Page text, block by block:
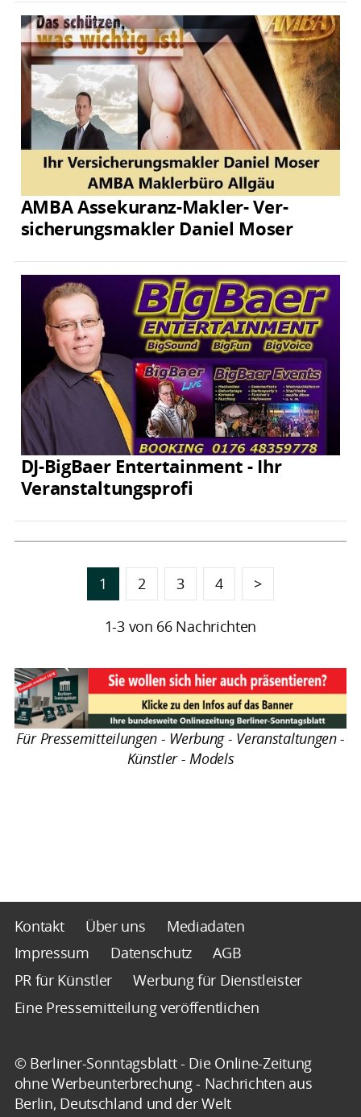
AMBA Assekuranz-Makler- Ver­
sicherungs­makler Daniel Moser
DJ-BigBaer Entertainment - Ihr
Veranstaltungsprofi
1 2 3 4 >
1-3 von 66 Nachrichten
Für Pressemitteilungen - Werbung - Veranstaltungen -
Künstler - Models
Kontakt Über uns
Mediadaten
Impressum
Datenschutz
AGB
PR für Künstler
Werbung für Dienstleister
Eine Pressemitteilung veröffentlichen
© Berliner-Sonntagsblatt - Die Online-Zeitung
ohne Werbeunterbrechung - Nachrichten aus
Berlin, Deutschland und der Welt